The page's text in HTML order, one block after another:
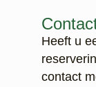
Heeft u
contact